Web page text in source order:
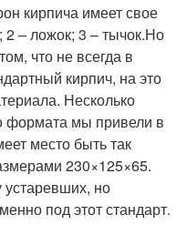
кирпича имеет свое
2 – ложок; 3 – тычок.Но
что не всегда в
кирпич, на это
Несколько
формата мы привели в
место быть так
230×125×65.
устаревших, но
под этот стандарт.